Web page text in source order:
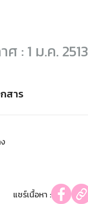
: 1 ม.ค. 2513
สาร
แชร์เนื้อหา :